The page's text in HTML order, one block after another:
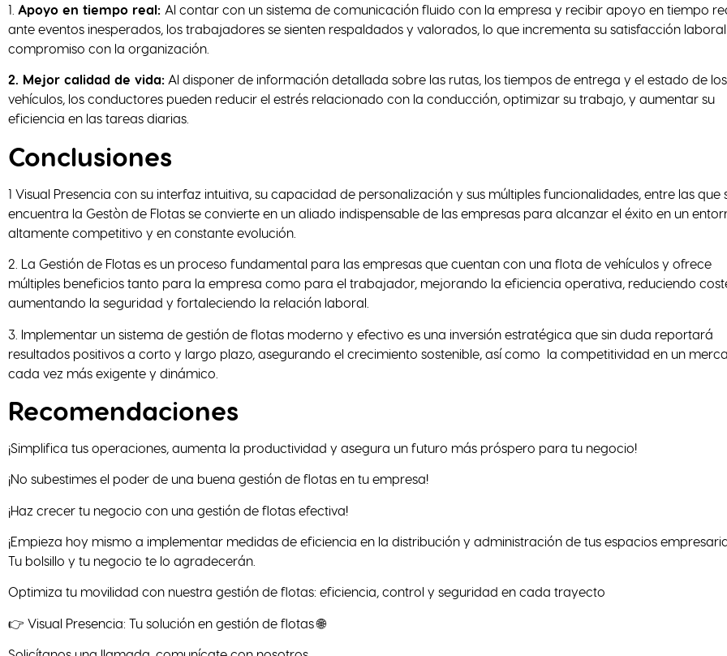
1. Apoyo en tiempo real: Al contar con un sistema de comunicación fluido con la empresa y recibir apoyo en tiempo
ante eventos inesperados, los trabajadores se sienten respaldados y valorados, lo que incrementa su satisfacción
compromiso con la organización.
2. Mejor calidad de vida: Al disponer de información detallada sobre las rutas, los tiempos de entrega y el estado de los
vehículos, los conductores pueden reducir el estrés relacionado con la conducción, optimizar su trabajo, y aumentar su
eficiencia en las tareas diarias.
Conclusiones
1 Visual Presencia con su interfaz intuitiva, su capacidad de personalización y sus múltiples funcionalidades, entre las que
encuentra la Gestòn de Flotas se convierte en un aliado indispensable de las empresas para alcanzar el éxito en un
altamente competitivo y en constante evolución.
2. La Gestión de Flotas es un proceso fundamental para las empresas que cuentan con una flota de vehículos y ofrece
múltiples beneficios tanto para la empresa como para el trabajador, mejorando la eficiencia operativa, reduciendo
aumentando la seguridad y fortaleciendo la relación laboral.
3. Implementar un sistema de gestión de flotas moderno y efectivo es una inversión estratégica que sin duda reportará
resultados positivos a corto y largo plazo, asegurando el crecimiento sostenible, así como la competitividad en un
cada vez más exigente y dinámico.
Recomendaciones
¡Simplifica tus operaciones, aumenta la productividad y asegura un futuro más próspero para tu negocio!
¡No subestimes el poder de una buena gestión de flotas en tu empresa!
¡Haz crecer tu negocio con una gestión de flotas efectiva!
¡Empieza hoy mismo a implementar medidas de eficiencia en la distribución y administración de tus espacios
Tu bolsillo y tu negocio te lo agradecerán.
Optimiza tu movilidad con nuestra gestión de flotas: eficiencia, control y seguridad en cada trayecto
👉 Visual Presencia: Tu solución en gestión de flotas 🌐